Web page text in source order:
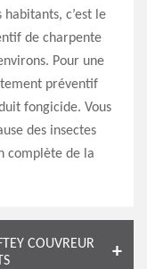
c’est le
de charpente
Pour une
préventif
fongicide. Vous
des insectes
complète de la
COUVREUR